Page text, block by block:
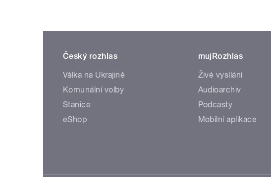
Český rozhlas
Válka na Ukrajině
Komunální volby
Stanice
eShop
mujRozhlas
Živé vysílání
Audioarchiv
Podcasty
Mobilní aplikace